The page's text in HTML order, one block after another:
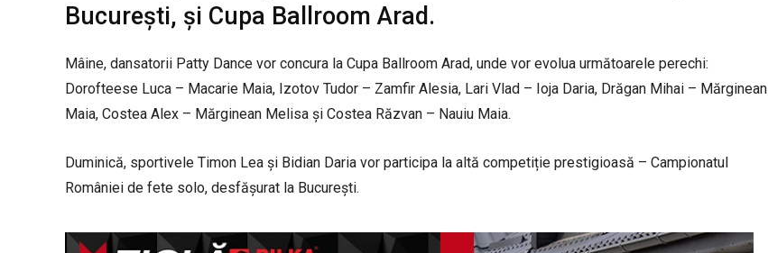
București, și Cupa Ballroom Arad.
Mâine, dansatorii Patty Dance vor concura la Cupa Ballroom Arad, unde vor evolua următoarele perechi:
Dorofteese Luca – Macarie Maia, Izotov Tudor – Zamfir Alesia, Lari Vlad – Ioja Daria, Drăgan Mihai – Mărginean
Maia, Costea Alex – Mărginean Melisa și Costea Răzvan – Nauiu Maia.
Duminică, sportivele Timon Lea și Bidian Daria vor participa la altă competiție prestigioasă – Campionatul
României de fete solo, desfășurat la București.